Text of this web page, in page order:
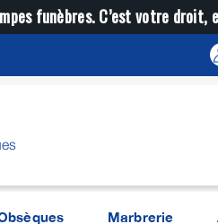
funèbres. C’est votre
Marbrerie